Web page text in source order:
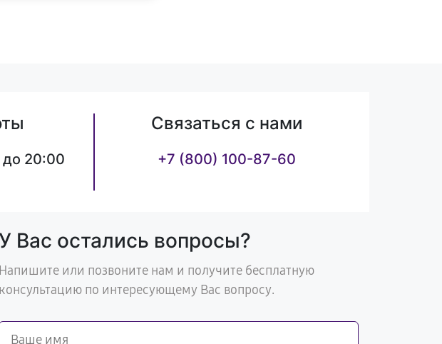
20:00
Связаться с нами
+7 (800) 100-87-60
У Вас остались вопросы?
Напишите или позвоните нам и получите бесплатную
консультацию по интересующему Вас вопросу.